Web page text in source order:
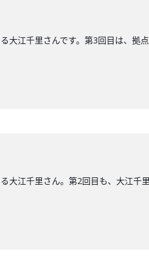
大江千里さんです。第3回目は、
大江千里さん。第2回目も、大江千